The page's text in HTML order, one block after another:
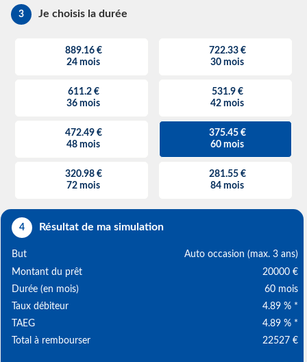
3 Je choisis la durée
889.16 €
24 mois
722.33 €
30 mois
611.2 €
36 mois
531.9 €
42 mois
472.49 €
48 mois
375.45 €
60 mois
320.98 €
72 mois
281.55 €
84 mois
4 Résultat de ma simulation
But
Auto occasion (max. 3 ans)
Montant du prêt
20000 €
Durée (en mois)
60 mois
Taux débiteur
4.89 % *
TAEG
4.89 % *
Total à rembourser
22527 €